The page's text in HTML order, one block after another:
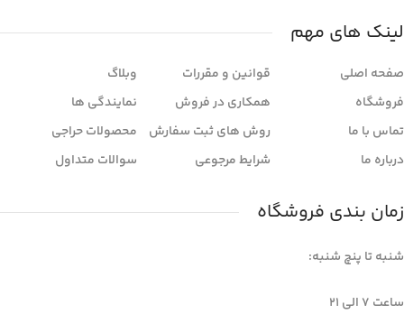
لینک های مهم
صفحه اصلی
فروشگاه
تماس با ما
درباره ما
قوانین و مقررات
همکاری در فروش
روش های ثبت سفارش
شرایط مرجوعی
وبلاگ
نمایندگی ها
محصولات حراجی
سوالات متداول
زمان بندی فروشگاه
شنبه تا پنچ شنبه:
ساعت 7 الی ۲۱